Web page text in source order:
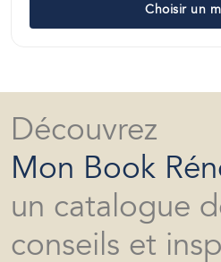
Choisir un
Découvrez
Mon Book
un catalogue
conseils et